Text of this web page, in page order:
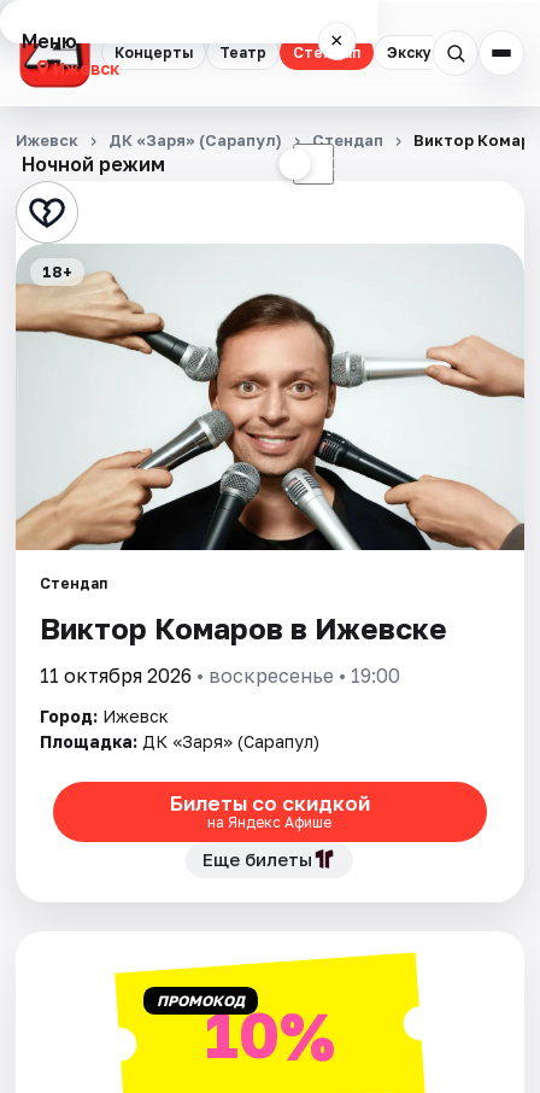
Концерты Театр Стендап Экскурсии
Меню ×
Ижевск
Концерты
Театр
Стендап
Экскурсии
Города
Площадки
Ночной режим ☾
Ижевск ДК «Заря» (Сарапул) Стендап Виктор
18+
Стендап
Виктор Комаров в Ижевске
11 октября 2026 • воскресенье • 19:00
Город: Ижевск
Площадка: ДК «Заря» (Сарапул)
Билеты со скидкой
на Яндекс Афише
Еще билеты
ПРОМОКОД10%